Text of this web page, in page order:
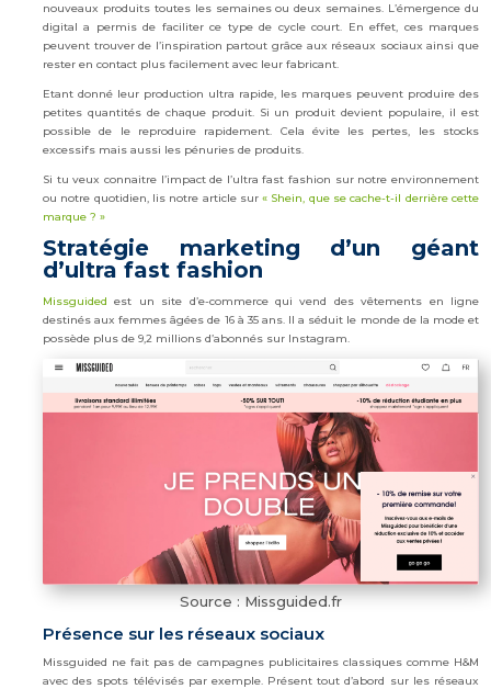
nouveaux produits toutes les semaines ou deux semaines. L’émergence du
digital a permis de faciliter ce type de cycle court. En effet, ces marques
peuvent trouver de l’inspiration partout grâce aux réseaux sociaux ainsi que
rester en contact plus facilement avec leur fabricant.
Etant donné leur production ultra rapide, les marques peuvent produire des
petites quantités de chaque produit. Si un produit devient populaire, il est
possible de le reproduire rapidement. Cela évite les pertes, les stocks
excessifs mais aussi les pénuries de produits.
Si tu veux connaitre l’impact de l’ultra fast fashion sur notre environnement
ou notre quotidien, lis notre article sur« Shein, que se cache-t-il derrière cette
marque ? »
Stratégie marketing d’un géant
d’ultra fast fashion
Missguided est un site d’e-commerce qui vend des vêtements en ligne
destinés aux femmes âgées de 16 à 35 ans. Il a séduit le monde de la mode et
possède plus de 9,2 millions d’abonnés sur Instagram.
Source : Missguided.fr
Présence sur les réseaux sociaux
Missguided ne fait pas de campagnes publicitaires classiques comme H&M
avec des spots télévisés par exemple. Présent tout d’abord sur les réseaux